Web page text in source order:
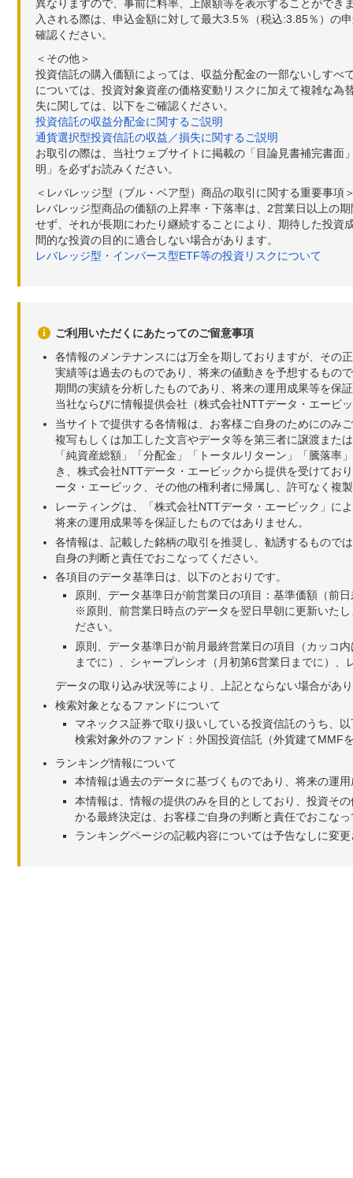
異なりますので、事前に料率、上限額等を表示することがで
入される際は、申込金額に対して最大3.5％（税込:3.85％）の
確認ください。
＜その他＞
投資信託の購入価額によっては、収益分配金の一部ないしす
については、投資対象資産の価格変動リスクに加えて複雑な
失に関しては、以下をご確認ください。
投資信託の収益分配金に関するご説明
通貨選択型投資信託の収益／損失に関するご説明
お取引の際は、当社ウェブサイトに掲載の「目論見書補完書
明」を必ずお読みください。
＜レバレッジ型（ブル・ベア型）商品の取引に関する重要事項
レバレッジ型商品の価額の上昇率・下落率は、2営業日以上の
せず、それが長期にわたり継続することにより、期待した投
間的な投資の目的に適合しない場合があります。
レバレッジ型・インバース型ETF等の投資リスクについて
ご利用いただくにあたってのご留意事項
各情報のメンテナンスには万全を期しておりますが、その
実績等は過去のものであり、将来の値動きを予想するもの
期間の実績を分析したものであり、将来の運用成果等を保
当社ならびに情報提供会社（株式会社NTTデータ・エービ
当サイトで提供する各情報は、お客様ご自身のためにのみ
複写もしくは加工した文言やデータ等を第三者に譲渡また
「純資産総額」「分配金」「トータルリターン」「騰落
き、株式会社NTTデータ・エービックから提供を受けてお
ータ・エービック、その他の権利者に帰属し、許可なく複
レーティングは、「株式会社NTTデータ・エービック」に
将来の運用成果等を保証したものではありません。
各情報は、記載した銘柄の取引を推奨し、勧誘するもので
自身の判断と責任でおこなってください。
各項目のデータ基準日は、以下のとおりです。
原則、データ基準日が前営業日の項目：基準価額（前
※原則、前営業日時点のデータを翌日早朝に更新いた
ださい。
原則、データ基準日が前月最終営業日の項目（カッコ
までに）、シャープレシオ（月初第6営業日までに）
データの取り込み状況等により、上記とならない場合があ
検索対象となるファンドについて
マネックス証券で取り扱いしている投資信託のうち、
検索対象外のファンド：外国投資信託（外貨建てMMF
ランキング情報について
本情報は過去のデータに基づくものであり、将来の運
本情報は、情報の提供のみを目的としており、投資そ
かる最終決定は、お客様ご自身の判断と責任でおこな
ランキングページの記載内容については予告なしに変